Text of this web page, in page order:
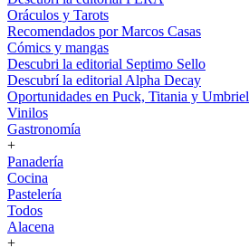
Oráculos y Tarots
Recomendados por Marcos Casas
Cómics y mangas
Descubri la editorial Septimo Sello
Descubrí la editorial Alpha Decay
Oportunidades en Puck, Titania y Umbriel
Vinilos
Gastronomía
+
Panadería
Cocina
Pastelería
Todos
Alacena
+